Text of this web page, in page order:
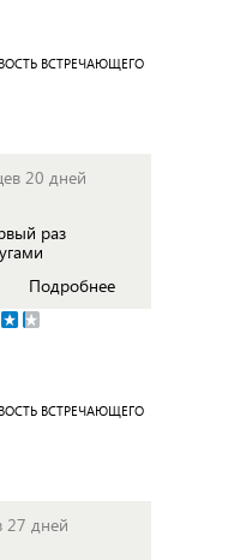
ВСТРЕЧАЮЩЕГО
20 дней
раз
Подробнее
ВСТРЕЧАЮЩЕГО
27 дней